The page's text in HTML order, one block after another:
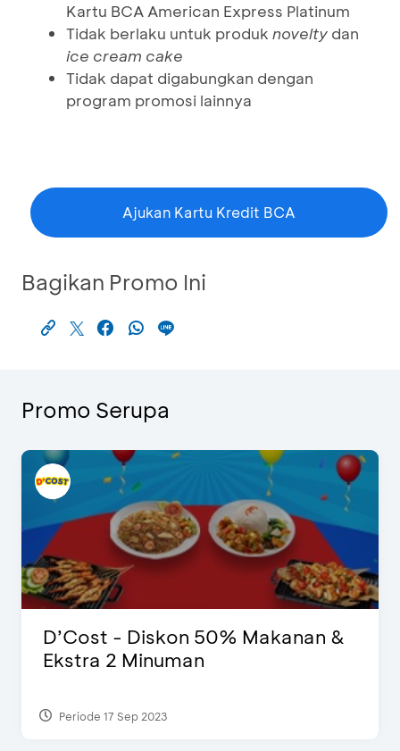
Kartu BCA American Express Platinum
Tidak berlaku untuk produk novelty dan
ice cream cake
Tidak dapat digabungkan dengan
program promosi lainnya
Ajukan Kartu Kredit BCA
Bagikan Promo Ini
Promo Serupa
D’Cost - Diskon 50% Makanan &
Ekstra 2 Minuman
Periode 17 Sep 2023